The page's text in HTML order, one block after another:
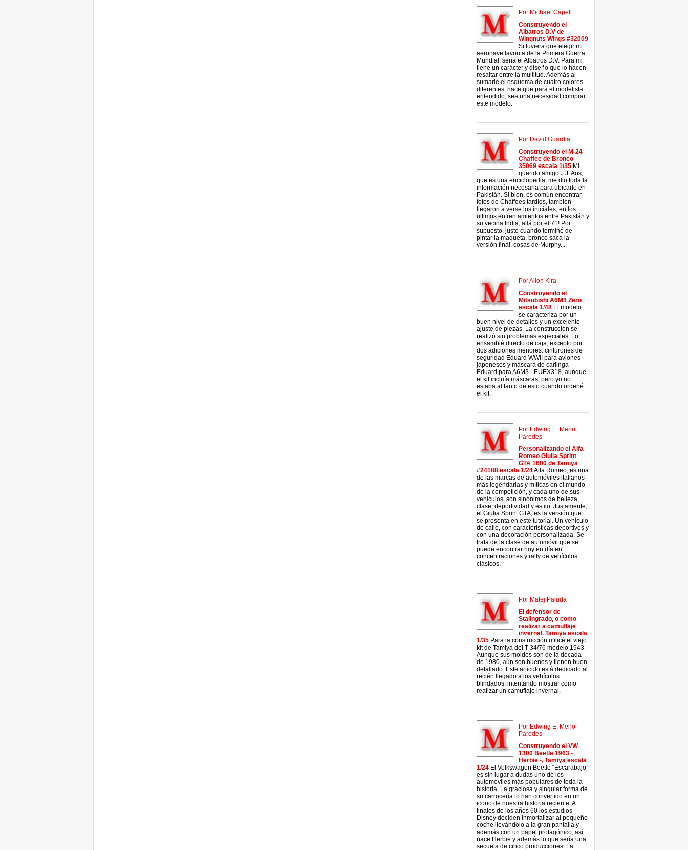
Por Michael Capell
Construyendo el
Albatros D.V de
Wingnuts Wings #32009
Si tuviera que elegir mi
aeronave favorita de la Primera Guerra
Mundial, sería el Albatros D.V. Para mi
tiene un carácter y diseño que lo hacen
resaltar entre la multitud. Además al
sumarle el esquema de cuatro colores
diferentes, hace que para el modelista
entendido, sea una necesidad comprar
este modelo.
Por David Guardia
Construyendo el M-24
Chaffee de Bronco
35069 escala 1/35 Mi
querido amigo J.J. Aos,
que es una enciclopedia, me dio toda la
información necesaria para ubicarlo en
Pakistán. Si bien, es común encontrar
fotos de Chaffees tardíos, también
llegaron a verse los iniciales, en los
ultimos enfrentamientos entre Pakistán y
su vecina India, allá por el 71! Por
supuesto, justo cuando terminé de
pintar la maqueta, bronco saca la
versión final, cosas de Murphy....
Por Allon Kira
Construyendo el
Mitsubishi A6M3 Zero
escala 1/48 El modelo
se caracteriza por un
buen nivel de detalles y un excelente
ajuste de piezas. La construcción se
realizó sin problemas especiales. Lo
ensamblé directo de caja, excepto por
dos adiciones menores: cinturones de
seguridad Eduard WWII para aviones
japoneses y máscara de carlinga
Eduard para A6M3 - EUEX318, aunque
el kit incluía máscaras, pero yo no
estaba al tanto de esto cuando ordené
el kit.
Por Edwing E. Merlo
Paredes
Personalizando el Alfa
Romeo Giulia Sprint
GTA 1600 de Tamiya
#24188 escala 1/24Alfa Romeo, es una
de las marcas de automóviles italianos
más legendarias y míticas en el mundo
de la competición, y cada uno de sus
vehículos, son sinónimos de belleza,
clase, deportividad y estilo. Justamente,
el Giulia Sprint GTA, es la versión que
se presenta en este tutorial. Un vehículo
de calle, con características deportivos y
con una decoración personalizada. Se
trata de la clase de automóvil que se
puede encontrar hoy en día en
concentraciones y rally de vehículos
clásicos.
Por Matej Paluda
El defensor de
Stalingrado, o como
realizar a camuflaje
invernal. Tamiya escala
1/35 Para la construcción utilicé el viejo
kit de Tamiya del T-34/76 modelo 1943.
Aunque sus moldes son de la década
de 1980, aún son buenos y tienen buen
detallado. Este artículo está dedicado al
recién llegado a los vehículos
blindados, intentando mostrar como
realizar un camuflaje invernal.
Por Edwing E. Merlo
Paredes
Construyendo el VW
1300 Beetle 1963 -
Herbie -, Tamiya escala
1/24 El Volkswagen Beetle “Escarabajo”
es sin lugar a dudas uno de los
automóviles más populares de toda la
historia. La graciosa y singular forma de
su carrocería lo han convertido en un
icono de nuestra historia reciente. A
finales de los años 60 los estudios
Disney deciden inmortalizar al pequeño
coche llevándolo a la gran pantalla y
además con un papel protagónico, así
nace Herbie y además lo que sería una
secuela de cinco producciones. La